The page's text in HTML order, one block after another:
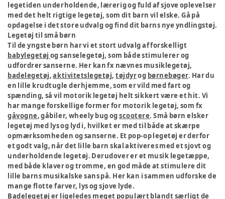
legetiden underholdende, lærerig og fuld af sjove oplevelser
med det helt rigtige legetøj, som dit barn vil elske. Gå på
opdagelse i det store udvalg og find dit barns nye yndlingstøj.
Legetøj til små børn
Til de yngste børn har vi et stort udvalg af forskelligt
babylegetøj og sanselegetøj, som både stimulerer og
udfordrer sanserne. Her kan fx nævnes musiklegetøj,
badelegetøj,aktivitetslegetøj,tøjdyrog børnebøger. Har du
en lille krudtugle derhjemme, som er vild med fart og
spænding, så vil motorik legetøj helt sikkert være et hit. Vi
har mange forskellige former for motorik legetøj, som fx
gåvogne, gåbiler, wheely bug ogscootere. Små børn elsker
legetøj med lys og lyd i, hvilket er med til både at skærpe
opmærksomheden og sanserne. Et pop-op legetøj er derfor
et godt valg, når det lille barn skal aktiveres med et sjovt og
underholdende legetøj. Derudover er et musik legetæppe,
med både klaver og tromme, en god måde at stimulere dit
lille barns musikalske sans på. Her kan i sammen udforske de
mange flotte farver, lys og sjove lyde.
Badelegetøj er ligeledes meget populært blandt særligt de